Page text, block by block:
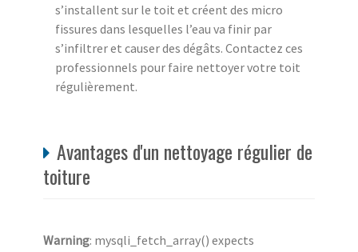
s’installent sur le toit et créent des micro
fissures dans lesquelles l’eau va finir par
s’infiltrer et causer des dégâts. Contactez ces
professionnels pour faire nettoyer votre toit
régulièrement.
Avantages d'un nettoyage régulier de
toiture
Warning: mysqli_fetch_array() expects